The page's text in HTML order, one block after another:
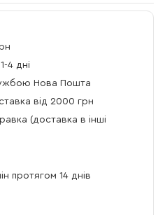
4 дні
Нова Пошта
від 2000 грн
(доставка в інші
протягом 14 днів